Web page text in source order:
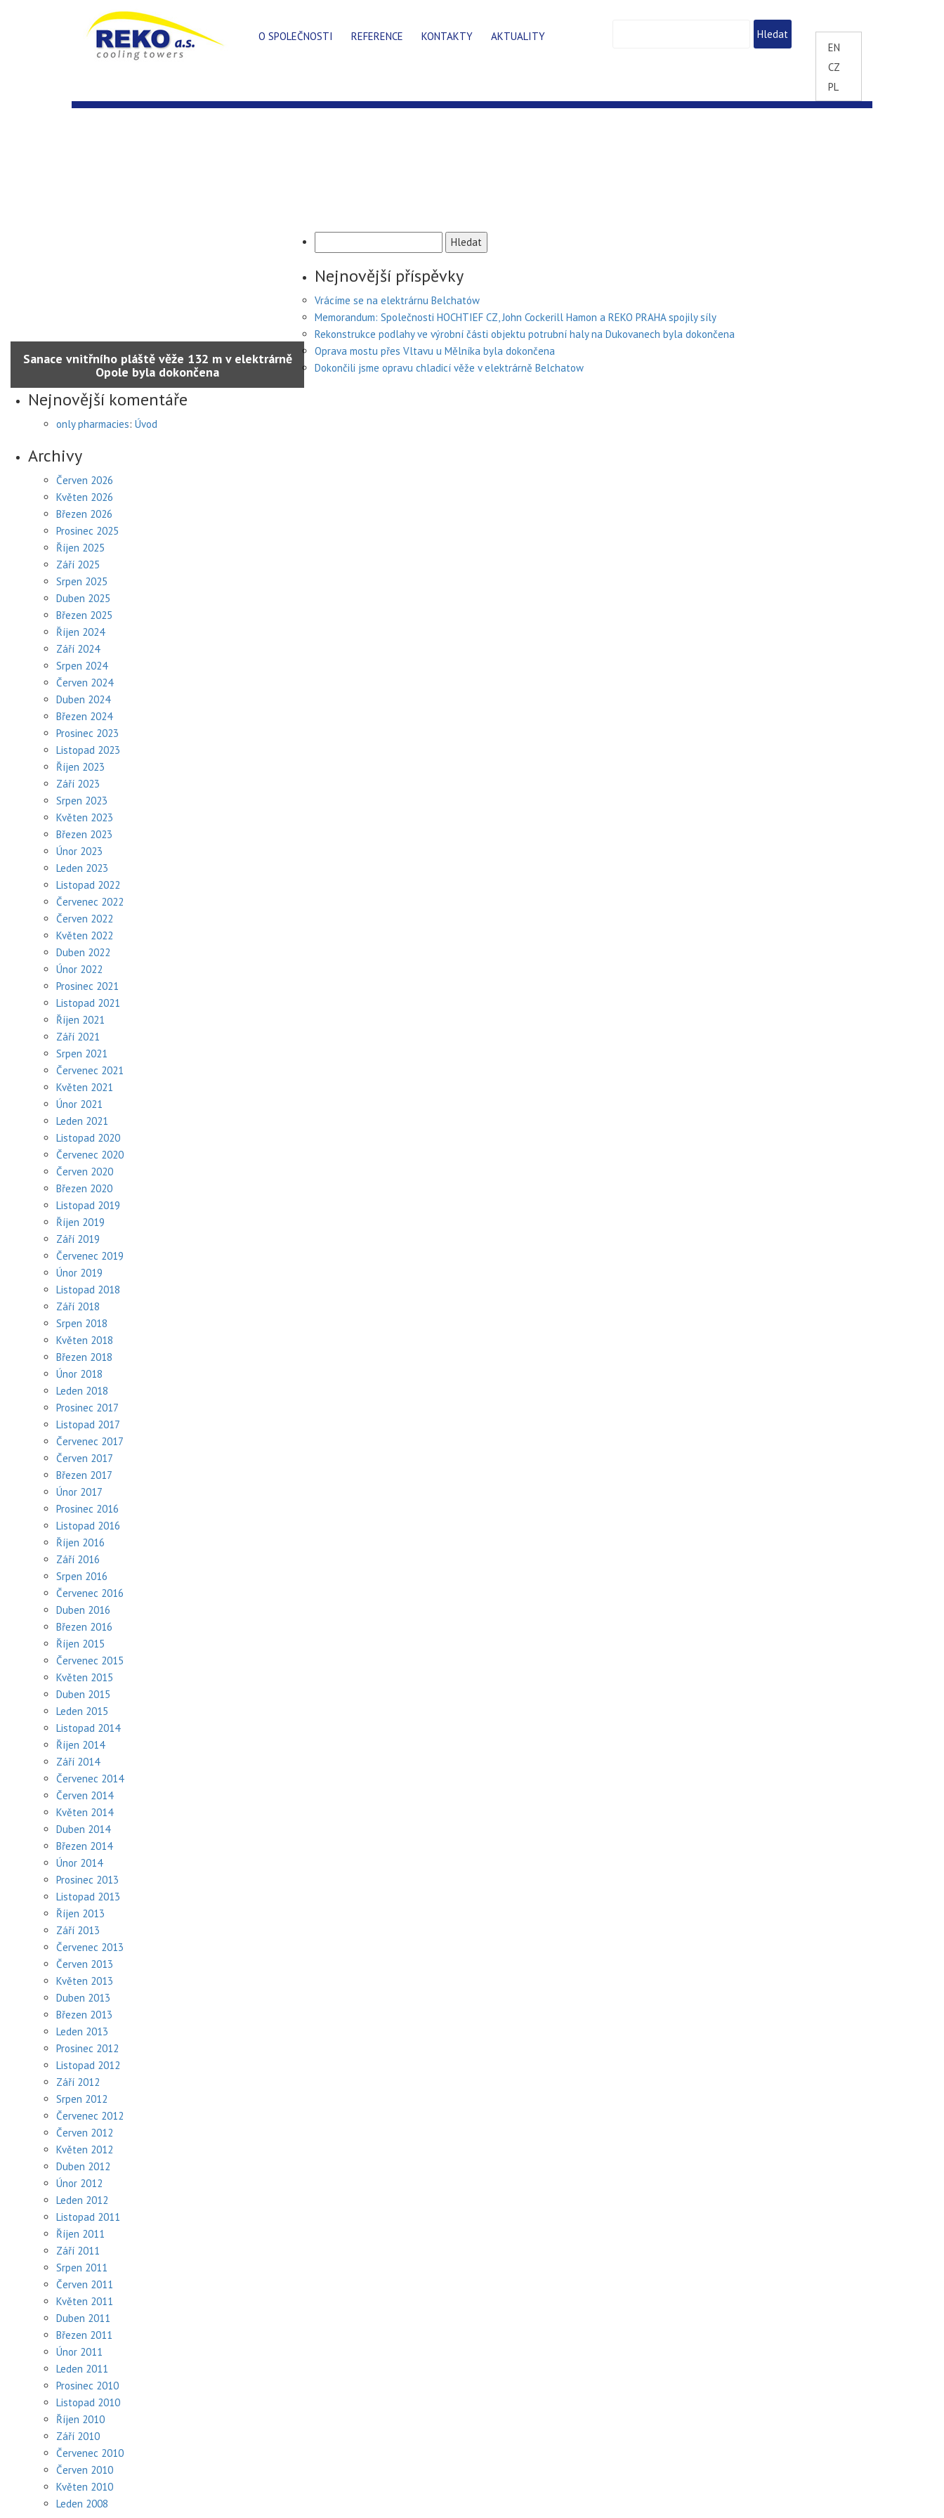
O SPOLEČNOSTI REFERENCE KONTAKTY
AKTUALITY
EN
CZ
PL
Sanace vnitřního pláště věže 132 m v elektrárně
Opole byla dokončena
Nejnovější příspěvky
Vrácíme se na elektrárnu Belchatów
Memorandum: Společnosti HOCHTIEF CZ, John Cockerill Hamon a REKO PRAHA spojily síly
Rekonstrukce podlahy ve výrobní části objektu potrubní haly na Dukovanech byla dokončena
Oprava mostu přes Vltavu u Mělníka byla dokončena
Dokončili jsme opravu chladicí věže v elektrárně Belchatow
Nejnovější komentáře
only pharmacies: Úvod
Archivy
Červen 2026
Květen 2026
Březen 2026
Prosinec 2025
Říjen 2025
Září 2025
Srpen 2025
Duben 2025
Březen 2025
Říjen 2024
Září 2024
Srpen 2024
Červen 2024
Duben 2024
Březen 2024
Prosinec 2023
Listopad 2023
Říjen 2023
Září 2023
Srpen 2023
Květen 2023
Březen 2023
Únor 2023
Leden 2023
Listopad 2022
Červenec 2022
Červen 2022
Květen 2022
Duben 2022
Únor 2022
Prosinec 2021
Listopad 2021
Říjen 2021
Září 2021
Srpen 2021
Červenec 2021
Květen 2021
Únor 2021
Leden 2021
Listopad 2020
Červenec 2020
Červen 2020
Březen 2020
Listopad 2019
Říjen 2019
Září 2019
Červenec 2019
Únor 2019
Listopad 2018
Září 2018
Srpen 2018
Květen 2018
Březen 2018
Únor 2018
Leden 2018
Prosinec 2017
Listopad 2017
Červenec 2017
Červen 2017
Březen 2017
Únor 2017
Prosinec 2016
Listopad 2016
Říjen 2016
Září 2016
Srpen 2016
Červenec 2016
Duben 2016
Březen 2016
Říjen 2015
Červenec 2015
Květen 2015
Duben 2015
Leden 2015
Listopad 2014
Říjen 2014
Září 2014
Červenec 2014
Červen 2014
Květen 2014
Duben 2014
Březen 2014
Únor 2014
Prosinec 2013
Listopad 2013
Říjen 2013
Září 2013
Červenec 2013
Červen 2013
Květen 2013
Duben 2013
Březen 2013
Leden 2013
Prosinec 2012
Listopad 2012
Září 2012
Srpen 2012
Červenec 2012
Červen 2012
Květen 2012
Duben 2012
Únor 2012
Leden 2012
Listopad 2011
Říjen 2011
Září 2011
Srpen 2011
Červen 2011
Květen 2011
Duben 2011
Březen 2011
Únor 2011
Leden 2011
Prosinec 2010
Listopad 2010
Říjen 2010
Září 2010
Červenec 2010
Červen 2010
Květen 2010
Leden 2008